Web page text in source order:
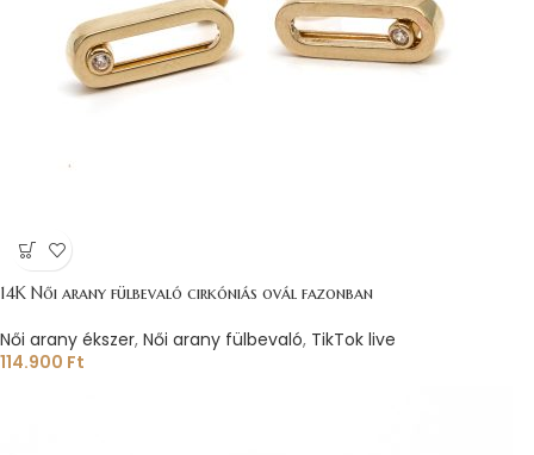
14K Női arany fülbevaló cirkóniás ovál fazonban
Női arany ékszer, Női arany fülbevaló, TikTok live
114.900 Ft